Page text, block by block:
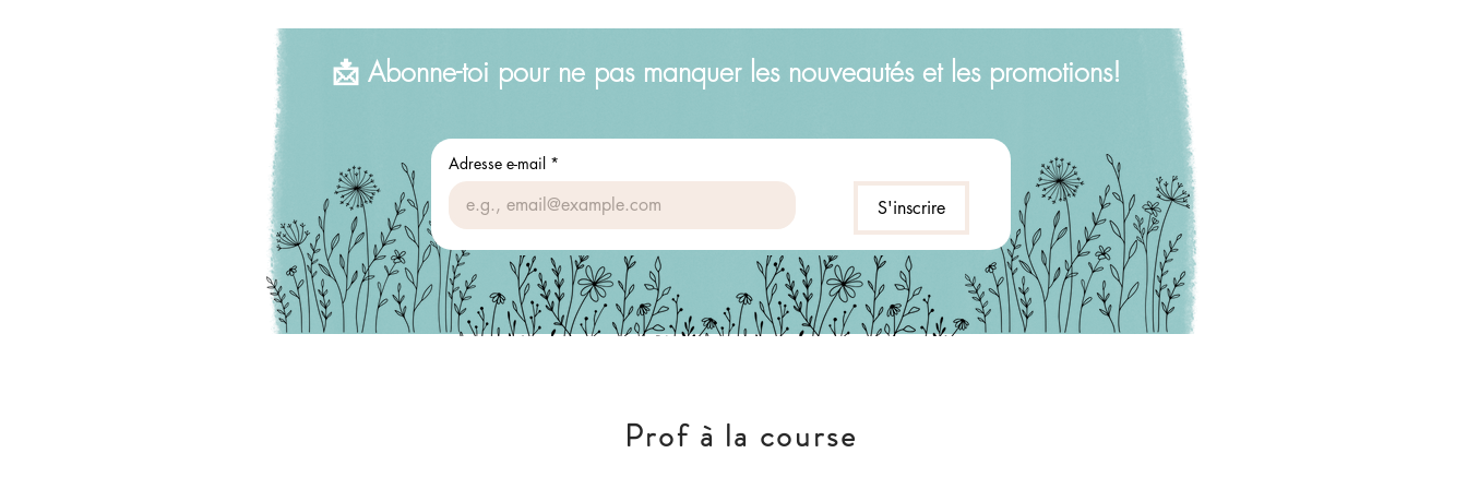
📩 Abonne-toi pour ne pas manquer les nouveautés et les promotions!
Adresse e-mail *
S'inscrire
Prof à la course